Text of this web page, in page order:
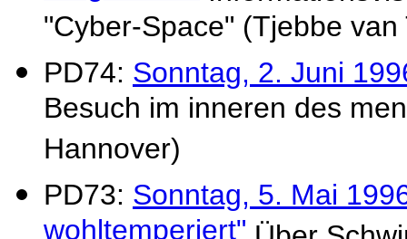
"Cyber-Space" (Tjebbe
PD74: Sonntag, 2. Juni
Besuch im inneren des
Hannover)
PD73: Sonntag, 5. Mai